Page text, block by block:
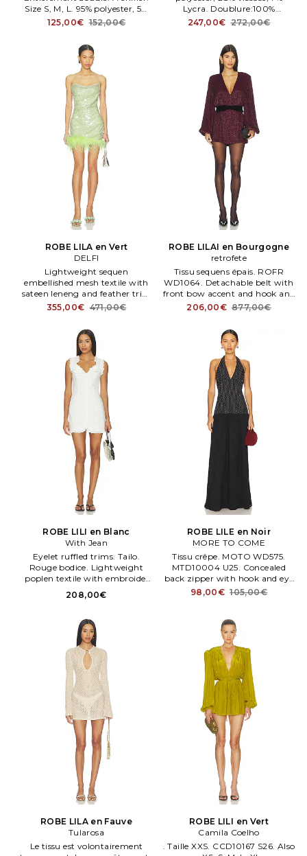
Size S, M, L. 95% polyester, 5%
Lycra.
125,00€ 152,00€
Lycra. Doublure:100%
polyester. Lavage à sec
côtés. Tissu crêpe épais.
247,00€ 272,00€
ROBE LILA en Vert
DELFI
Lightweight sequen
embellished mesh textile with
sateen leneng and feather trim
hem. Cowl necklene with
design. Also en . Size Textile
mesh orné de sequens fantaisie.
DELR WD143. 03D2609.
355,00€ 471,00€
ROBE LILAI en Bourgogne
retrofete
Tissu sequens épais. ROFR
WD1064. Detachable belt with
front bow accent and hook and
eye closure. Épaulettes.
Bourgogne. Taille XS.
206,00€ 877,00€
ROBE LILI en Blanc
With Jean
Eyelet ruffled trims. Tailo.
Rouge bodice. Lightweight
poplen textile with embroide.
Rouge flowers throughout.
WITR WD22.
208,00€
ROBE LILE en Noir
MORE TO COME
Tissu crêpe. MOTO WD575.
MTD10004 U25. Concealed
back zipper with hook and eye
closure. Halterneck tie.
98,00€ 105,00€
ROBE LILA en Fauve
Tularosa
Le tissu est volontairement
ROBE LILI en Vert
Camila Coelho
. Taille XXS. CCD10167 S26. Also